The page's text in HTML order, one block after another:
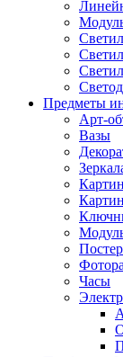
Предметы
Арт-
Вазы
Часы